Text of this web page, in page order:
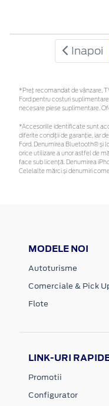
Inapoi
*Preţ recomandat de vânzare,
Ford pentru costuri
necesare piese suplimentare.
*Accesoriile identificate sunt
diferite condiții de garanție, iar
Ford. Denumirea Bluetooth® și
orice utilizare a unor astfel de
face sub licență. Denumirea
Celelalte mărci și denumiri
MODELE NOI
Autoturisme
Comerciale & Pick
Flote
LINK-URI
Promotii
Configurator